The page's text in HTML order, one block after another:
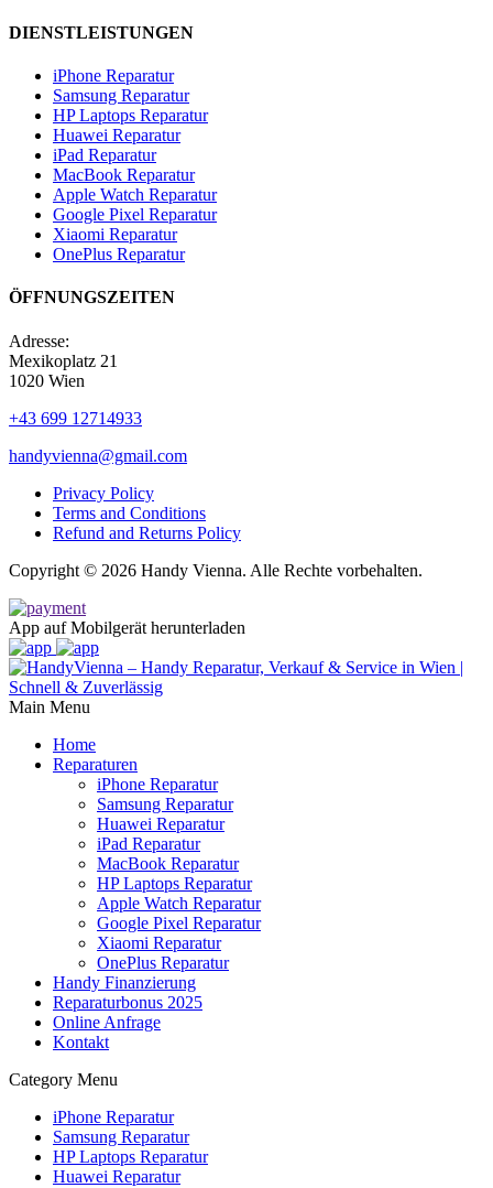
DIENSTLEISTUNGEN
iPhone Reparatur
Samsung Reparatur
HP Laptops Reparatur
Huawei Reparatur
iPad Reparatur
MacBook Reparatur
Apple Watch Reparatur
Google Pixel Reparatur
Xiaomi Reparatur
OnePlus Reparatur
ÖFFNUNGSZEITEN
Adresse:
Mexikoplatz 21
1020 Wien
+43 699 12714933
handyvienna@gmail.com
Privacy Policy
Terms and Conditions
Refund and Returns Policy
Copyright © 2026 Handy Vienna. Alle Rechte vorbehalten.
App auf Mobilgerät herunterladen
Main Menu
Home
Reparaturen
iPhone Reparatur
Samsung Reparatur
Huawei Reparatur
iPad Reparatur
MacBook Reparatur
HP Laptops Reparatur
Apple Watch Reparatur
Google Pixel Reparatur
Xiaomi Reparatur
OnePlus Reparatur
Handy Finanzierung
Reparaturbonus 2025
Online Anfrage
Kontakt
Category Menu
iPhone Reparatur
Samsung Reparatur
HP Laptops Reparatur
Huawei Reparatur